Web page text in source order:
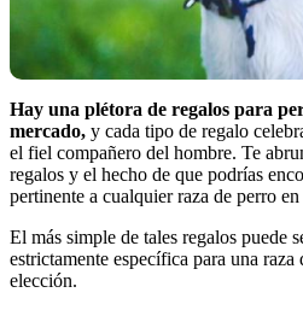
Hay una plétora de regalos para
mercado, y cada tipo de regalo
el fiel compañero del hombre. Te
regalos y el hecho de que podrías
pertinente a cualquier raza de perro
El más simple de tales regalos puede
estrictamente específica para una
elección.